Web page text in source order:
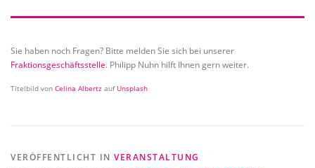
Sie haben noch Fragen? Bitte melden Sie sich bei unserer
Fraktionsgeschäftsstelle. Philipp Nuhn hilft Ihnen gern weiter.
Titelbild von Celina Albertz aufUnsplash
VERÖFFENTLICHT IN VERANSTALTUNG